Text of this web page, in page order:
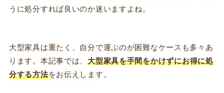
うに処分すれば良いのか迷いますよね。
大型家具は重たく、自分で運ぶのが困難なケースも多々あ
ります。 本記事では、大型家具を手間をかけずにお得に処
分する方法をお伝えします。